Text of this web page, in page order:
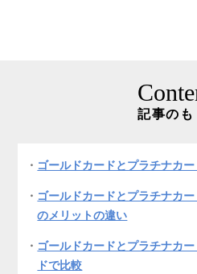
記事のも
ゴールドカードとプラチナカ
ゴールドカードとプラチナカ
のメリットの違い
ゴールドカードとプラチナカ
ドで比較